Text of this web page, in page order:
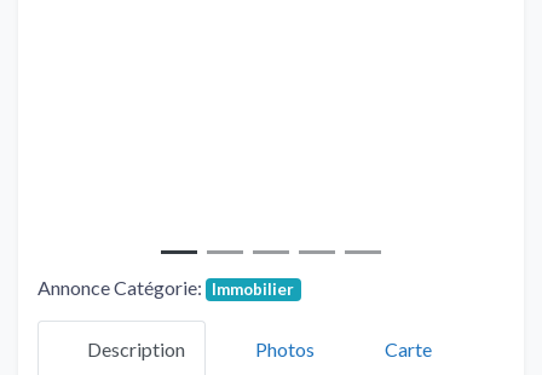
Annonce Catégorie: Immobilier
Description Photos Carte